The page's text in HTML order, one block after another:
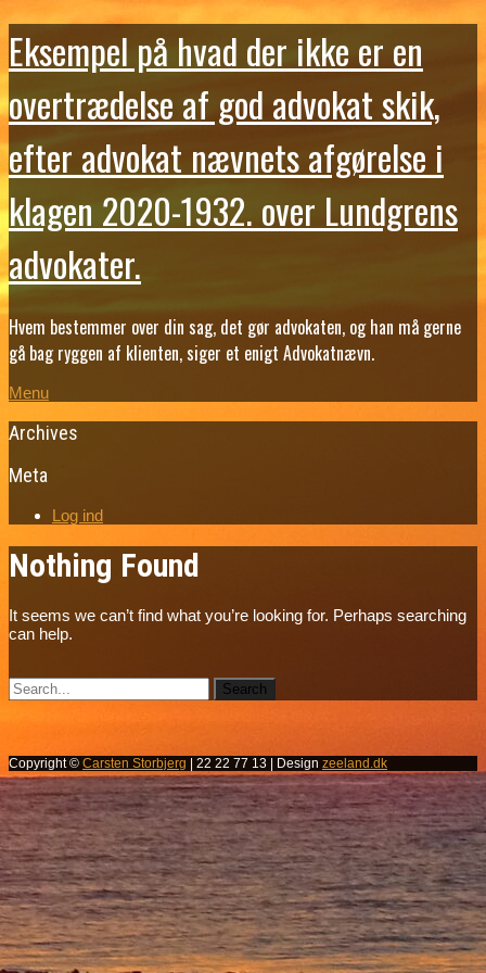
Eksempel på hvad der ikke er en
overtrædelse af god advokat skik,
efter advokat nævnets afgørelse i
klagen 2020-1932. over Lundgrens
advokater.
Hvem bestemmer over din sag, det gør advokaten, og han må gerne
gå bag ryggen af klienten, siger et enigt Advokatnævn.
Menu
Archives
Meta
Log ind
Nothing Found
It seems we can’t find what you’re looking for. Perhaps searching
can help.
Copyright © Carsten Storbjerg | 22 22 77 13 | Design zeeland.dk